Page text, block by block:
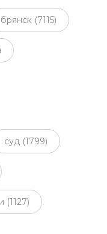
брянск (7115)
суд (1799)
(1127)